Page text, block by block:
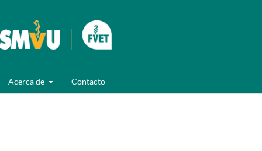
Acerca de Contacto